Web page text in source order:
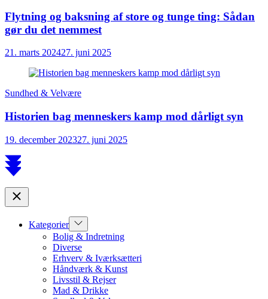
Flytning og baksning af store og tunge ting: Sådan
gør du det nemmest
21. marts 202427. juni 2025
Sundhed & Velvære
Historien bag menneskers kamp mod dårligt syn
19. december 202327. juni 2025
Scroll
to
Close
Kategorier Show
sub
menu
Bolig & Indretning
Diverse
Erhverv & Iværksætteri
Håndværk & Kunst
Livsstil & Rejser
Mad & Drikke